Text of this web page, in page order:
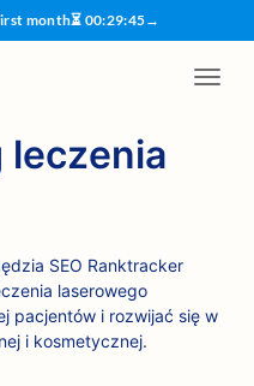
month⏳ 00:29:44→
leczenia
SEO Ranktracker
laserowego
pacjentów i rozwijać się w
i kosmetycznej.